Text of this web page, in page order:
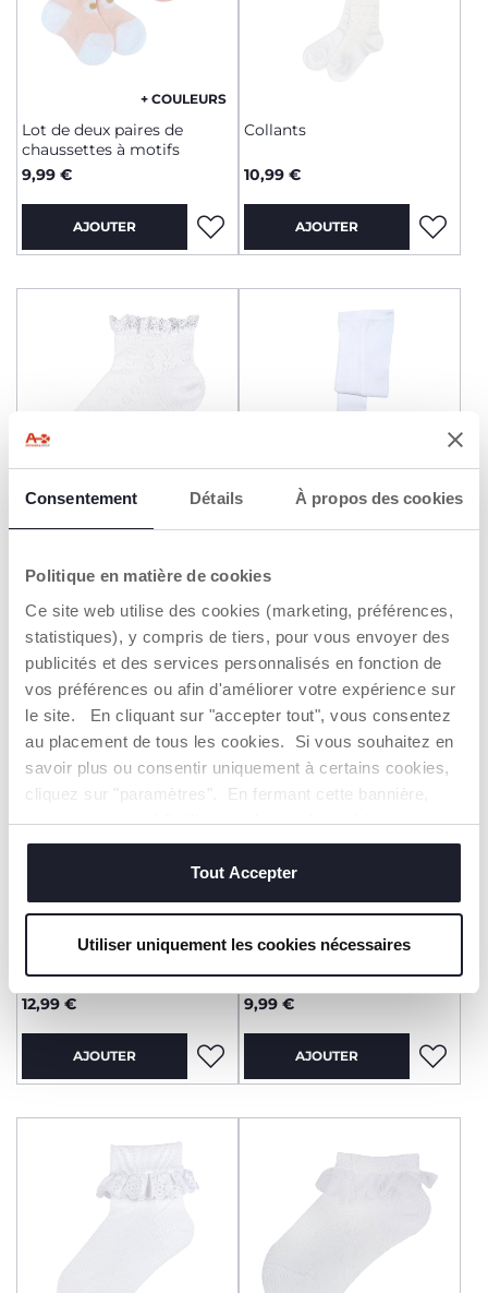
Consentement Détails À propos des cookies
Politique en matière de cookies
Ce site web utilise des cookies (marketing, préférences,
statistiques), y compris de tiers, pour vous envoyer des
publicités et des services personnalisés en fonction de
vos préférences ou afin d'améliorer votre expérience sur
le site. En cliquant sur "accepter tout", vous consentez
au placement de tous les cookies. Si vous souhaitez en
savoir plus ou consentir uniquement à certains cookies,
cliquez sur "paramètres". En fermant cette bannière,
vous consentez à l'utilisation des seuls cookies
techniques, qui sont essentiels au service demandé.
Tout Accepter
Utiliser uniquement les cookies nécessaires
+ COULEURS
Lot de deux paires de
chaussettes à motifs
9,99 €
AJOUTER
Collants
10,99 €
AJOUTER
dentelle macramé
AJOUTER AJOUTER
Lot de trois paires de
chaussettes
12,99 €
AJOUTER
chaussettes
9,99 €
AJOUTER